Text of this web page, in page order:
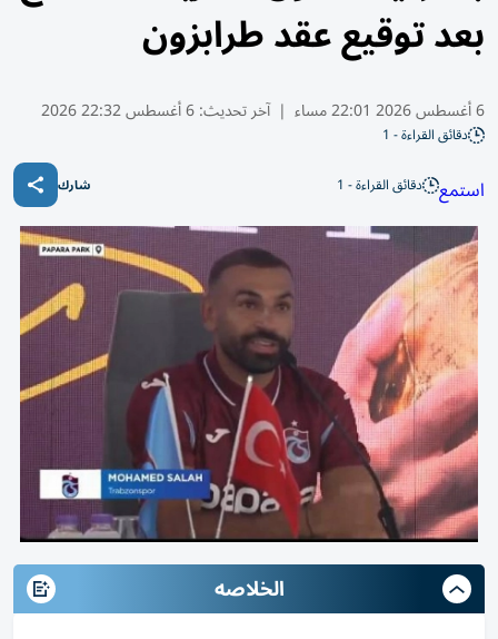
بعد توقيع عقد طرابزون
6 أغسطس 2026 22:01 مساء | آخر تحديث:6 أغسطس 22:32 2026
دقائق القراءة - 1
استمع دقائق القراءة - 1 شارك
الخلاصه